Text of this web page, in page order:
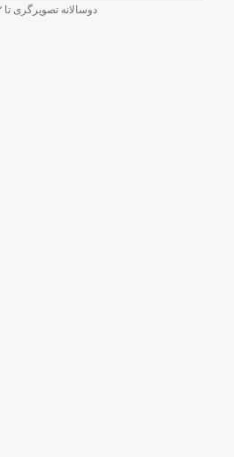
دوسالانه تصویرگری تا ۱۲ بهمن تمدید شد